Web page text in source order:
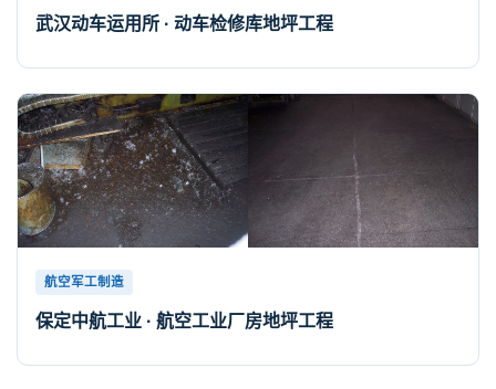
武汉动车运用所 · 动车检修库地坪工程
航空军工制造
保定中航工业 · 航空工业厂房地坪工程